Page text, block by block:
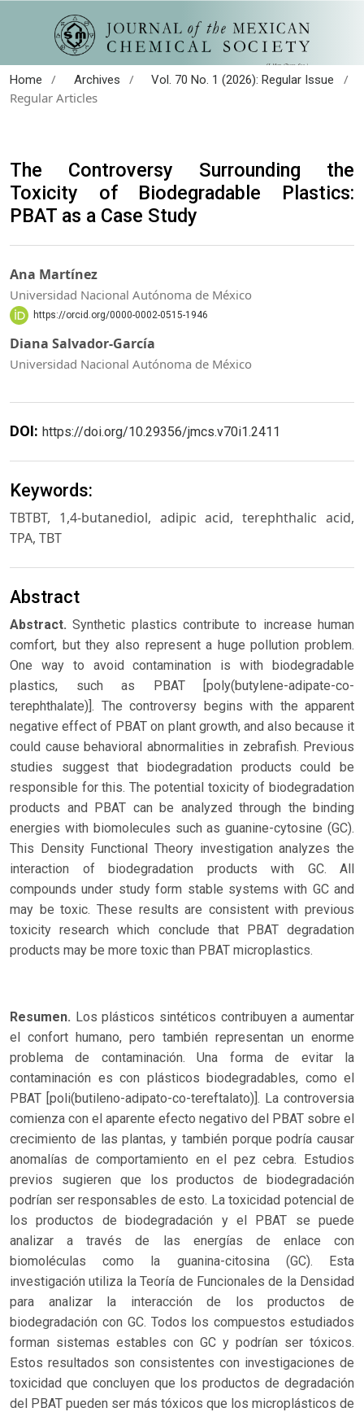
Home / Archives / Vol. 70 No. 1 (2026): Regular Issue
/
Regular Articles
The Controversy Surrounding the
Toxicity of Biodegradable Plastics:
PBAT as a Case Study
Ana Martínez
Universidad Nacional Autónoma de México
https://orcid.org/0000-0002-0515-1946
Diana Salvador-García
Universidad Nacional Autónoma de México
DOI: https://doi.org/10.29356/jmcs.v70i1.2411
Keywords:
TBTBT, 1,4-butanediol, adipic acid, terephthalic acid,
TPA, TBT
Abstract
Abstract. Synthetic plastics contribute to increase human
comfort, but they also represent a huge pollution problem.
One way to avoid contamination is with biodegradable
plastics, such as PBAT [poly(butylene-adipate-co-
terephthalate)]. The controversy begins with the apparent
negative effect of PBAT on plant growth, and also because it
could cause behavioral abnormalities in zebrafish. Previous
studies suggest that biodegradation products could be
responsible for this. The potential toxicity of biodegradation
products and PBAT can be analyzed through the binding
energies with biomolecules such as guanine-cytosine (GC).
This Density Functional Theory investigation analyzes the
interaction of biodegradation products with GC. All
compounds under study form stable systems with GC and
may be toxic. These results are consistent with previous
toxicity research which conclude that PBAT degradation
products may be more toxic than PBAT microplastics.
Resumen. Los plásticos sintéticos contribuyen a aumentar
el confort humano, pero también representan un enorme
problema de contaminación. Una forma de evitar la
contaminación es con plásticos biodegradables, como el
PBAT [poli(butileno-adipato-co-tereftalato)]. La controversia
comienza con el aparente efecto negativo del PBAT sobre el
crecimiento de las plantas, y también porque podría causar
anomalías de comportamiento en el pez cebra. Estudios
previos sugieren que los productos de biodegradación
podrían ser responsables de esto. La toxicidad potencial de
los productos de biodegradación y el PBAT se puede
analizar a través de las energías de enlace con
biomoléculas como la guanina-citosina (GC). Esta
investigación utiliza la Teoría de Funcionales de la Densidad
para analizar la interacción de los productos de
biodegradación con GC. Todos los compuestos estudiados
forman sistemas estables con GC y podrían ser tóxicos.
Estos resultados son consistentes con investigaciones de
toxicidad que concluyen que los productos de degradación
del PBAT pueden ser más tóxicos que los microplásticos de